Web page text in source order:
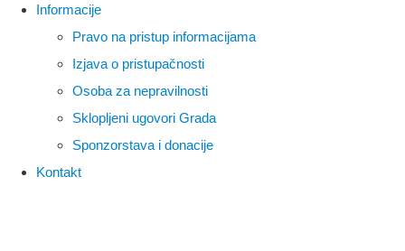
Informacije
Pravo na pristup informacijama
Izjava o pristupačnosti
Osoba za nepravilnosti
Sklopljeni ugovori Grada
Sponzorstava i donacije
Kontakt